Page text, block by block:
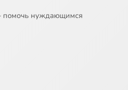
помочь нуждающимся